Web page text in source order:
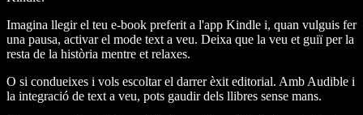
Imagina llegir el teu e-book preferit a l'app Kindle i, quan vulguis fer
una pausa, activar el mode text a veu. Deixa que la veu et guiï per la
resta de la història mentre et relaxes.
O si condueixes i vols escoltar el darrer èxit editorial. Amb Audible i
la integració de text a veu, pots gaudir dels llibres sense mans.